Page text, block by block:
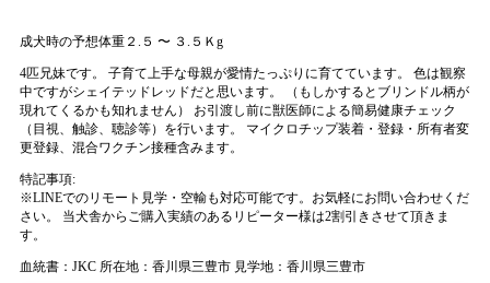
成犬時の予想体重２.５ 〜 ３.５Ｋg
4匹兄妹です。 子育て上手な母親が愛情たっぷりに育てています。 色は観察
中ですがシェイテッドレッドだと思います。 （もしかするとブリンドル柄が
現れてくるかも知れません） お引渡し前に獣医師による簡易健康チェック
（目視、触診、聴診等）を行います。 マイクロチップ装着・登録・所有者変
更登録、混合ワクチン接種含みます。
特記事項:
※LINEでのリモート見学・空輸も対応可能です。お気軽にお問い合わせくだ
さい。 当犬舎からご購入実績のあるリピーター様は2割引きさせて頂きま
す。
血統書：JKC 所在地：香川県三豊市 見学地：香川県三豊市